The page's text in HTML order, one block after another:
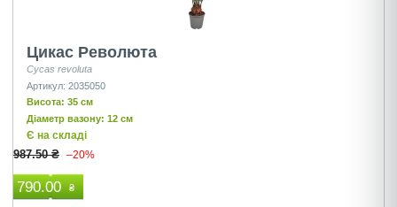
Цикас Революта
Cycas revoluta
Артикул: 2035050
Висота: 35 см
Діаметр вазону: 12 см
Є на складі
987.50 ₴ –20%
790.00 ₴